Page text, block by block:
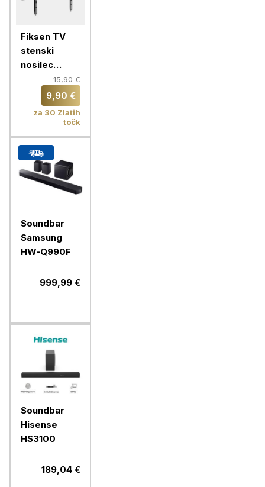
Fiksen TV
stenski
nosilec
VonHaus 37-
70'', do 35
15,90 €
9,90 €
za 30 Zlatih
točk
Soundbar
Samsung
HW-Q990F
999,99 €
Soundbar
Hisense
HS3100
189,04 €